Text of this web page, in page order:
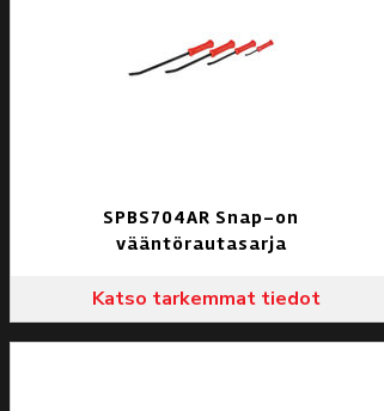
SPBS704AR Snap-on
vääntörautasarja
Katso tarkemmat tiedot